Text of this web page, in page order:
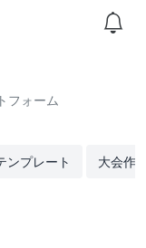
フォーム
ンプレート 大会作